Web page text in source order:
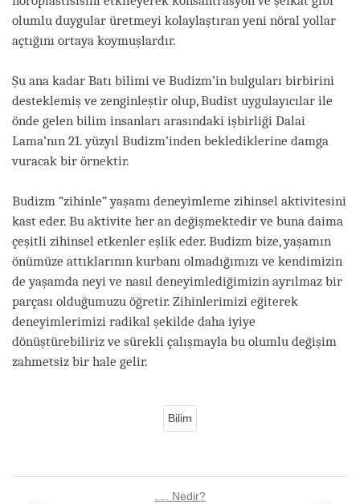
olumlu duygular üretmeyi kolaylaştıran yeni nöral yollar
açtığını ortaya koymuşlardır.
Şu ana kadar Batı bilimi ve Budizm’in bulguları birbirini
desteklemiş ve zenginleştir olup, Budist uygulayıcılar ile
önde gelen bilim insanları arasındaki işbirliği Dalai
Lama’nın 21. yüzyıl Budizm’inden beklediklerine damga
vuracak bir örnektir.
Budizm “zihinle” yaşamı deneyimleme zihinsel aktivitesini
kast eder. Bu aktivite her an değişmektedir ve buna daima
çeşitli zihinsel etkenler eşlik eder. Budizm bize, yaşamın
önümüze attıklarının kurbanı olmadığımızı ve kendimizin
de yaşamda neyi ve nasıl deneyimlediğimizin ayrılmaz bir
parçası olduğumuzu öğretir. Zihinlerimizi eğiterek
deneyimlerimizi radikal şekilde daha iyiye
dönüştürebiliriz ve sürekli çalışmayla bu olumlu değişim
zahmetsiz bir hale gelir.
Bilim
…. Nedir?